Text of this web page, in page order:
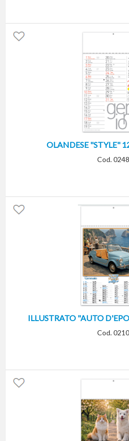
OLANDESE "STYLE"
Cod. 0248
ILLUSTRATO "AUTO
Cod. 0210